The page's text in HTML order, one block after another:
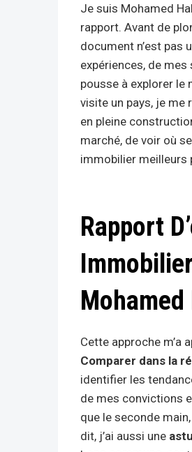
Je suis Mohamed
rapport. Avant de
document n’est pas
expériences, de
pousse à explorer le
visite un pays, je me
en pleine
marché, de voir où
immobilier meilleurs
Rapport
Cette approche m’a
Comparer dans la
identifier les
de mes convictions
que le seconde
dit, j’ai aussi une